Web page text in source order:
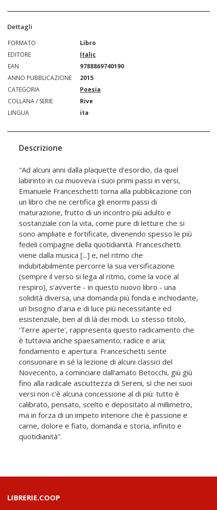
Dettagli
FORMATO
Libro
EDITORE
Italic
EAN
9788869740190
ANNO PUBBLICAZIONE
2015
CATEGORIA
Poesia
COLLANA / SERIE
Rive
LINGUA
ita
Descrizione
"Ad alcuni anni dalla plaquette d'esordio, da quel
labirinto in cui muoveva i suoi primi passi in versi,
Emanuele Franceschetti torna alla pubblicazione con
un libro che ne certifica gli enormi passi di
maturazione, frutto di un incontro più adulto e
sostanziale con la vita, come pure di letture che si
sono ampliate e fortificate, divenendo spesso le più
fedeli compagne della quotidianità. Franceschetti
viene dalla musica [...] e, nel ritmo che
indubitabilmente percorre la sua versificazione
(sempre il verso si lega al ritmo, come la voce al
respiro), s'avverte - in questo nuovo libro - una
solidità diversa, una domanda più fonda e inchiodante,
un bisogno d'aria e di luce più necessitante ed
esistenziale, ben al di là dei modi. Lo stesso titolo,
'Terre aperte', rappresenta questo radicamento che
è tuttavia anche spaesamento; radice e aria;
fondamento e apertura. Franceschetti sente
consuonare in sé la lezione di alcuni classici del
Novecento, a cominciare dall'amato Betocchi, giù giù
fino alla radicale asciuttezza di Sereni, sì che nei suoi
versi non c'è alcuna concessione al di più: tutto è
calibrato, pensato, scelto e depositato al millimetro,
ma in forza di un impeto interiore che è passione e
carne, dolore e fiato, domanda e storia, infinito e
quotidianità".
LIBRERIE.COOP